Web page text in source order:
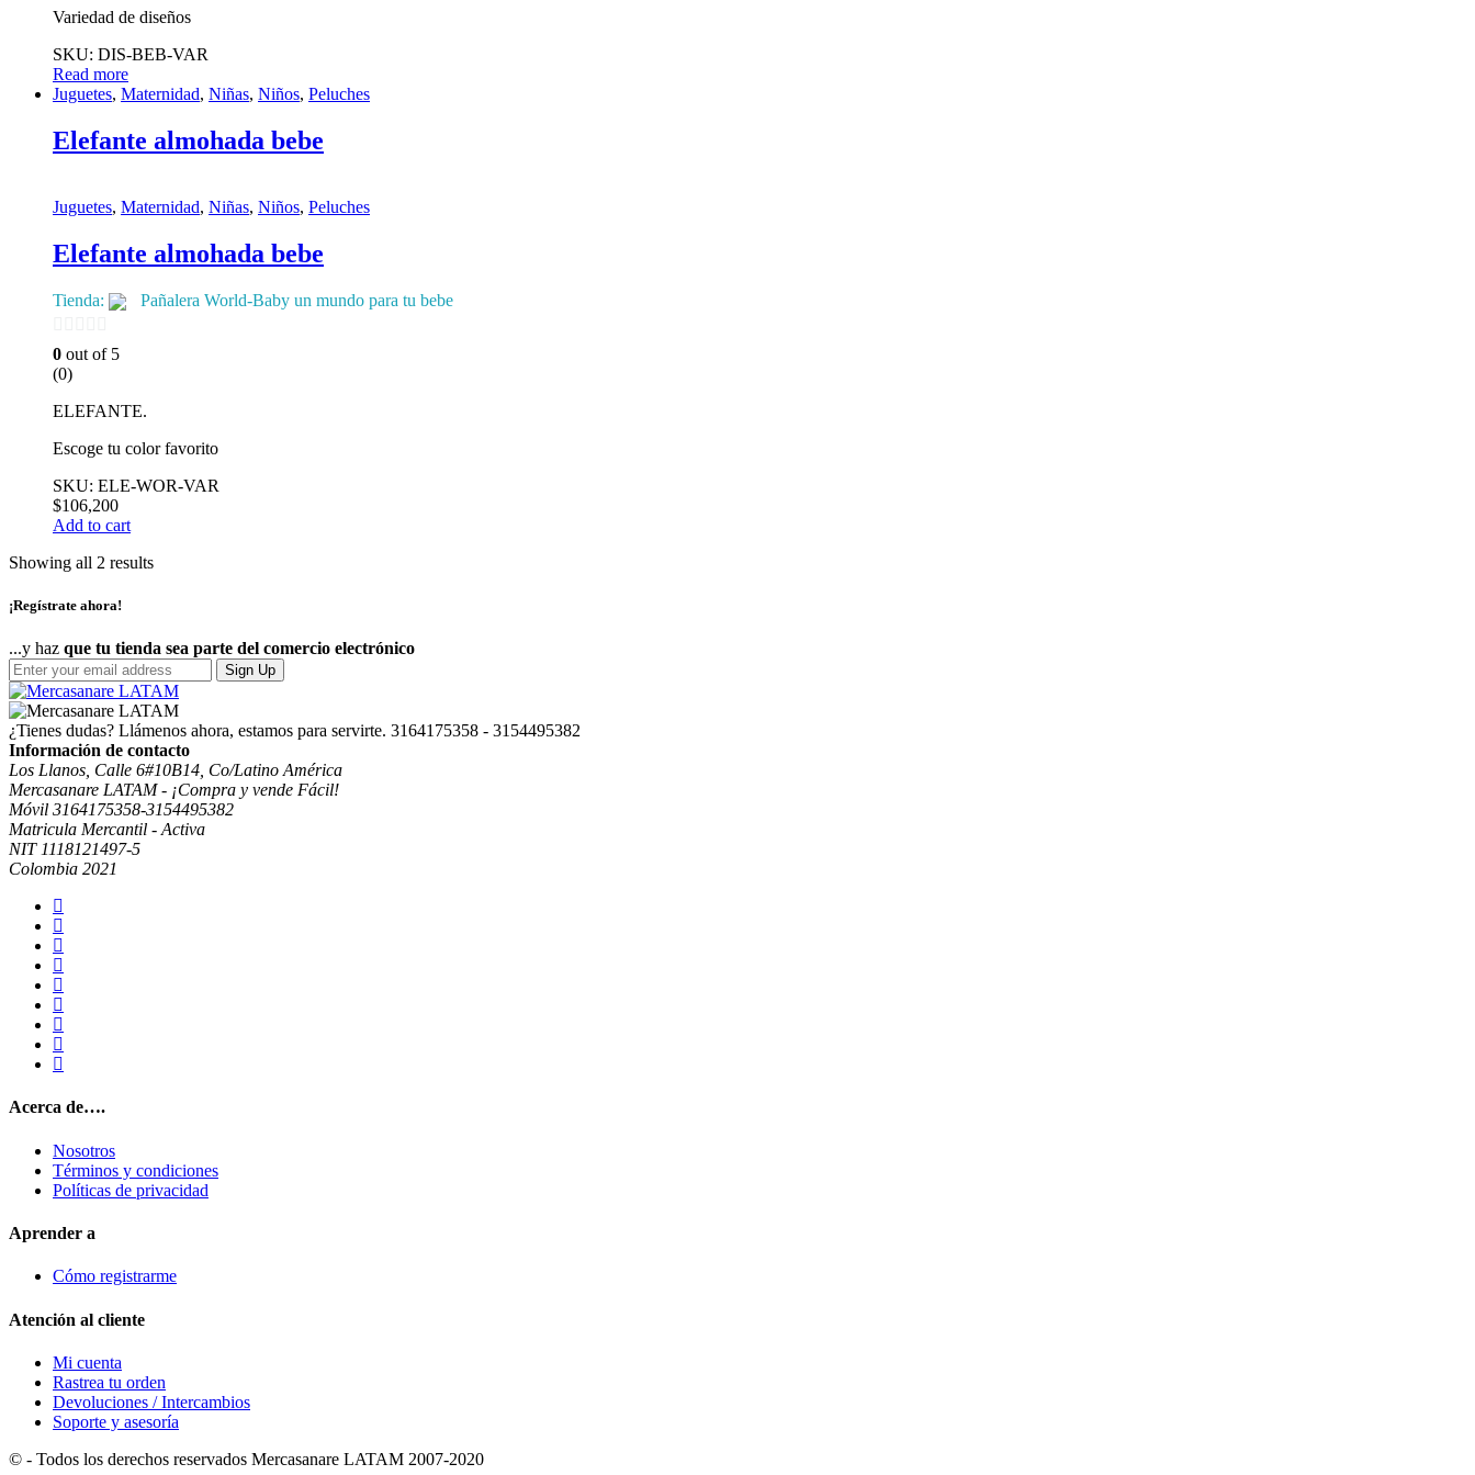
Variedad de diseños
SKU: DIS-BEB-VAR
Read more
Juguetes, Maternidad, Niñas, Niños, Peluches
Elefante almohada bebe
Juguetes, Maternidad, Niñas, Niños, Peluches
Elefante almohada bebe
Tienda: Pañalera World-Baby un mundo para tu bebe
0
de
5
0 out of 5
(0)
ELEFANTE.
Escoge tu color favorito
SKU: ELE-WOR-VAR
$106,200
Add to cart
Showing all 2 results
¡Regístrate ahora!
...y haz que tu tienda sea parte del comercio electrónico
Sign Up
¿Tienes dudas? Llámenos ahora, estamos para servirte. 3164175358 - 3154495382
Información de contacto
Los Llanos, Calle 6#10B14, Co/Latino América
Mercasanare LATAM - ¡Compra y vende Fácil!
Móvil 3164175358-3154495382
Matricula Mercantil - Activa
NIT 1118121497-5
Colombia 2021
Acerca de….
Nosotros
Términos y condiciones
Políticas de privacidad
Aprender a
Cómo registrarme
Atención al cliente
Mi cuenta
Rastrea tu orden
Devoluciones / Intercambios
Soporte y asesoría
© - Todos los derechos reservados Mercasanare LATAM 2007-2020